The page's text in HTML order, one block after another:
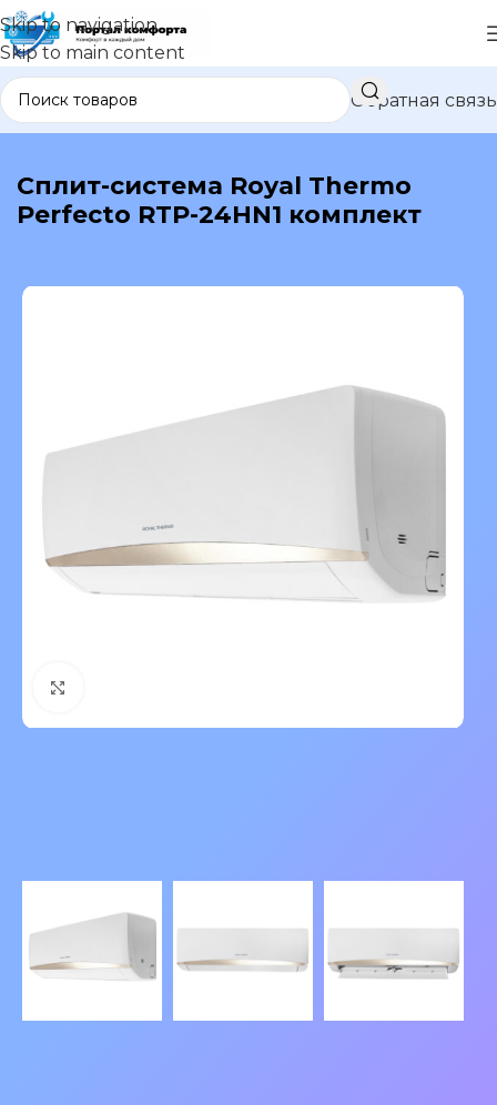
Skip to navigation
Skip to main content
Обратная связь
В каталог
Сплит-система Royal Thermo
Perfecto RTP-24HN1 комплект